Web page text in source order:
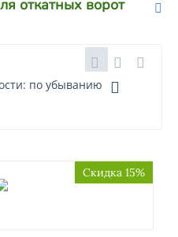
откатных ворот
по убыванию
Скидка 15%